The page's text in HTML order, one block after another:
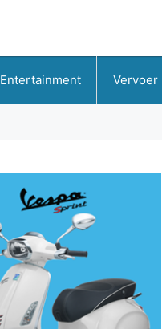
Entertainment Vervoer